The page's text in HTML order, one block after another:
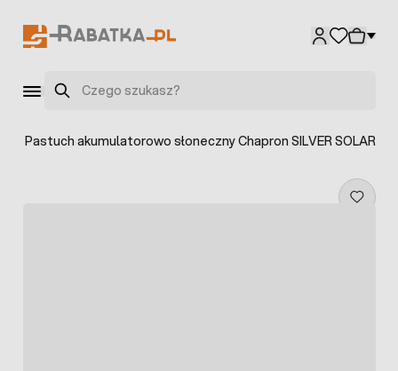
Szukaj
Pastuch akumulatorowo słoneczny Chapron SILVER SOLAR